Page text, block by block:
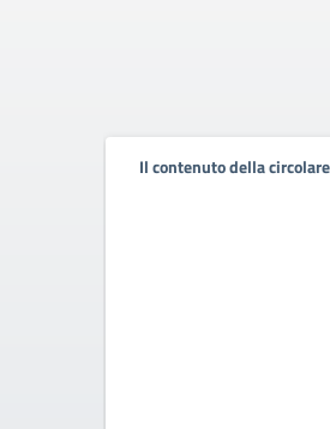
Il contenuto della